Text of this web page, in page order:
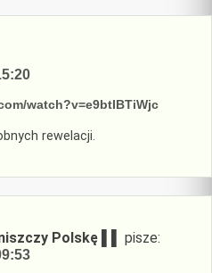
watch?v=e9btIBTiWjc
rewelacji.
Polskę ▌▌ pisze: